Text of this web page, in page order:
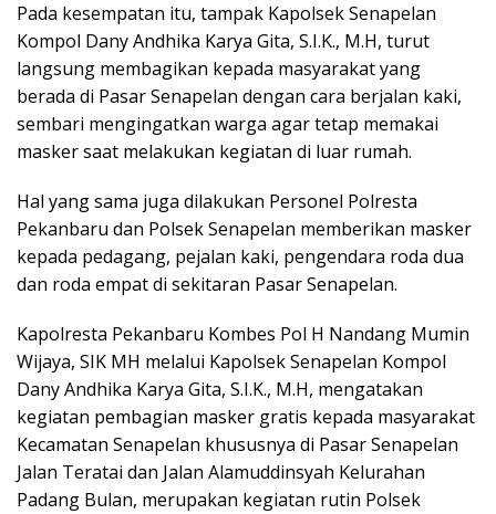
Pada kesempatan itu, tampak Kapolsek Senapelan
Kompol Dany Andhika Karya Gita, S.I.K., M.H, turut
langsung membagikan kepada masyarakat yang
berada di Pasar Senapelan dengan cara berjalan kaki,
sembari mengingatkan warga agar tetap memakai
masker saat melakukan kegiatan di luar rumah.
Hal yang sama juga dilakukan Personel Polresta
Pekanbaru dan Polsek Senapelan memberikan masker
kepada pedagang, pejalan kaki, pengendara roda dua
dan roda empat di sekitaran Pasar Senapelan.
Kapolresta Pekanbaru Kombes Pol H Nandang Mumin
Wijaya, SIK MH melalui Kapolsek Senapelan Kompol
Dany Andhika Karya Gita, S.I.K., M.H, mengatakan
kegiatan pembagian masker gratis kepada masyarakat
Kecamatan Senapelan khususnya di Pasar Senapelan
Jalan Teratai dan Jalan Alamuddinsyah Kelurahan
Padang Bulan, merupakan kegiatan rutin Polsek